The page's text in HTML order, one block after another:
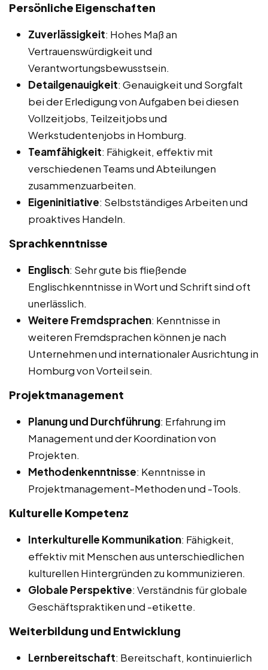
Persönliche Eigenschaften
Zuverlässigkeit: Hohes Maß an
Vertrauenswürdigkeit und
Verantwortungsbewusstsein.
Detailgenauigkeit: Genauigkeit und Sorgfalt
bei der Erledigung von Aufgaben bei diesen
Vollzeitjobs, Teilzeitjobs und
Werkstudentenjobs in Homburg.
Teamfähigkeit: Fähigkeit, effektiv mit
verschiedenen Teams und Abteilungen
zusammenzuarbeiten.
Eigeninitiative: Selbstständiges Arbeiten und
proaktives Handeln.
Sprachkenntnisse
Englisch: Sehr gute bis fließende
Englischkenntnisse in Wort und Schrift sind oft
unerlässlich.
Weitere Fremdsprachen: Kenntnisse in
weiteren Fremdsprachen können je nach
Unternehmen und internationaler Ausrichtung in
Homburg von Vorteil sein.
Projektmanagement
Planung und Durchführung: Erfahrung im
Management und der Koordination von
Projekten.
Methodenkenntnisse: Kenntnisse in
Projektmanagement-Methoden und -Tools.
Kulturelle Kompetenz
Interkulturelle Kommunikation: Fähigkeit,
effektiv mit Menschen aus unterschiedlichen
kulturellen Hintergründen zu kommunizieren.
Globale Perspektive: Verständnis für globale
Geschäftspraktiken und -etikette.
Weiterbildung und Entwicklung
Lernbereitschaft: Bereitschaft, kontinuierlich